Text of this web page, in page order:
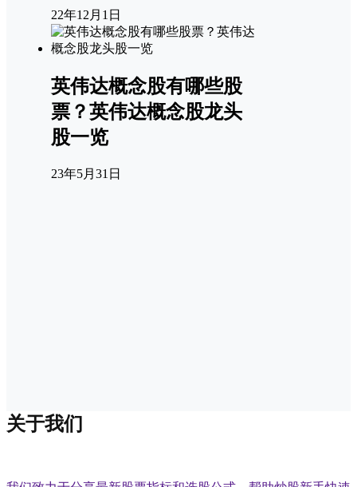
22年12月1日
英伟达概念股有哪些股
票？英伟达概念股龙头
股一览
23年5月31日
关于我们